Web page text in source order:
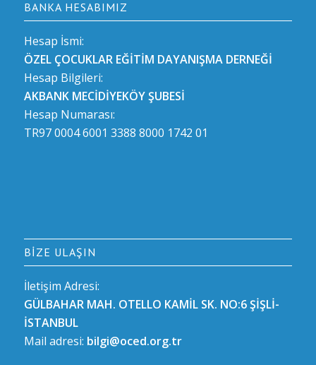
BANKA HESABIMIZ
Hesap İsmi:
ÖZEL ÇOCUKLAR EĞİTİM DAYANIŞMA DERNEĞİ
Hesap Bilgileri:
AKBANK MECİDİYEKÖY ŞUBESİ
Hesap Numarası:
TR97 0004 6001 3388 8000 1742 01
BIZE ULAŞIN
İletişim Adresi:
GÜLBAHAR MAH. OTELLO KAMİL SK. NO:6 ŞİŞLİ-
İSTANBUL
Mail adresi: bilgi@oced.org.tr